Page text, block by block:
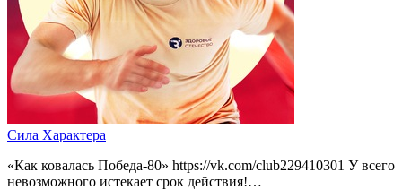
Сила Характера
«Как ковалась Победа-80» https://vk.com/club229410301 У всего
невозможного истекает срок действия!…